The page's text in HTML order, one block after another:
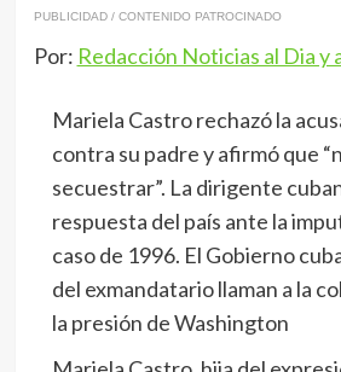
PUBLICIDAD / CONTENIDO PATROCINADO
Por: Redacción Noticias al Dia y
Mariela Castro rechazó la
contra su padre y afirmó que
secuestrar”. La dirigente
respuesta del país ante la
caso de 1996. El Gobierno
del exmandatario llaman a la
la presión de Washington